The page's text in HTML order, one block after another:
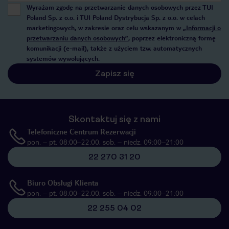
Wyrażam zgodę na przetwarzanie danych osobowych przez TUI
Poland Sp. z o.o. i TUI Poland Dystrybucja Sp. z o.o. w celach
marketingowych, w zakresie oraz celu wskazanym w „Informacji o
przetwarzaniu danych osobowych”, poprzez elektroniczną formę
komunikacji (e-mail), także z użyciem tzw. automatycznych
systemów wywołujących.
Zapisz się
Skontaktuj się z nami
Telefoniczne Centrum Rezerwacji
pon. – pt. 08:00–22:00, sob. – niedz. 09:00–21:00
22 270 31 20
Biuro Obsługi Klienta
pon. – pt. 08:00–22:00, sob. – niedz. 09:00–21:00
22 255 04 02